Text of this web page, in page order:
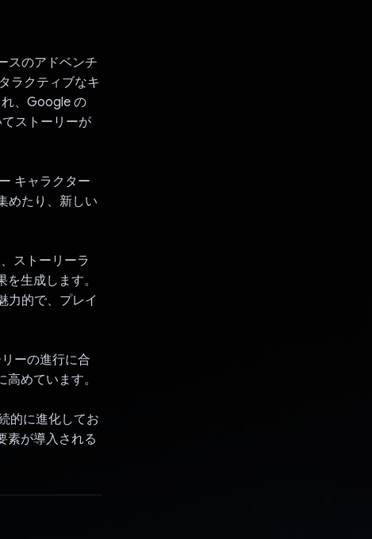
スのアドベンチ
ラクティブなキ
、Google の
ストーリーが
キャラクター
めたり、新しい
ストーリーラ
生成します。
力的で、プレイ
ーの進行に合
めています。
的に進化してお
素が導入される